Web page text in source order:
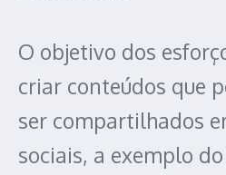
O objetivo dos
criar conteúdos que
ser compartilhados
sociais, a exemplo